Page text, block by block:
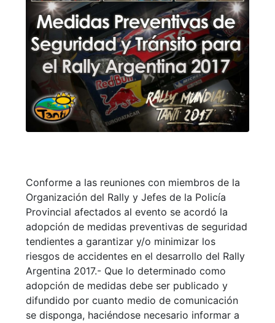
Conforme a las reuniones con miembros de la
Organización del Rally y Jefes de la Policía
Provincial afectados al evento se acordó la
adopción de medidas preventivas de seguridad
tendientes a garantizar y/o minimizar los
riesgos de accidentes en el desarrollo del Rally
Argentina 2017.- Que lo determinado como
adopción de medidas debe ser publicado y
difundido por cuanto medio de comunicación
se disponga, haciéndose necesario informar a